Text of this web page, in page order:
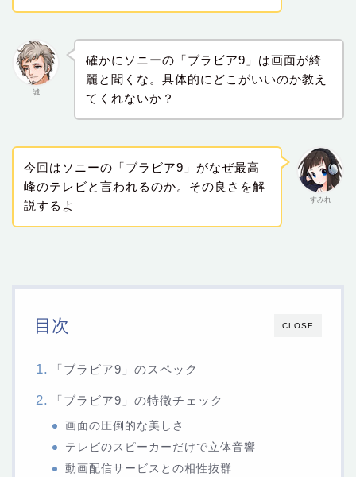
誠
確かにソニーの「ブラビア9」は画面が綺
麗と聞くな。具体的にどこがいいのか教え
てくれないか？
すみれ
今回はソニーの「ブラビア9」がなぜ最高
峰のテレビと言われるのか。その良さを解
説するよ
CLOSE
目次
「ブラビア9」のスペック
「ブラビア9」の特徴チェック
画面の圧倒的な美しさ
テレビのスピーカーだけで立体音響
動画配信サービスとの相性抜群